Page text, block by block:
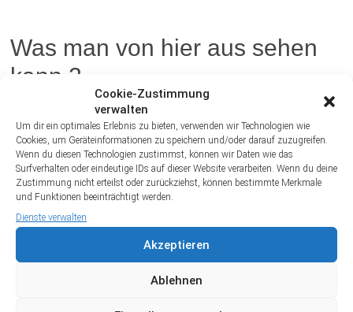
Cookie-Zustimmung
verwalten
Um dir ein optimales Erlebnis zu bieten, verwenden wir Technologien wie
Cookies, um Geräteinformationen zu speichern und/oder darauf zuzugreifen.
Wenn du diesen Technologien zustimmst, können wir Daten wie das
Surfverhalten oder eindeutige IDs auf dieser Website verarbeiten. Wenn du deine
Zustimmung nicht erteilst oder zurückziehst, können bestimmte Merkmale
und Funktionen beeinträchtigt werden.
Dienste verwalten
Akzeptieren
Ablehnen
Was man von hier aus sehen
kann 2